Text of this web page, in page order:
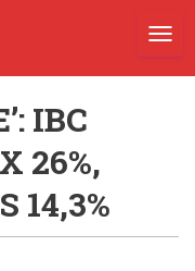
IBC
26%,
14,3%